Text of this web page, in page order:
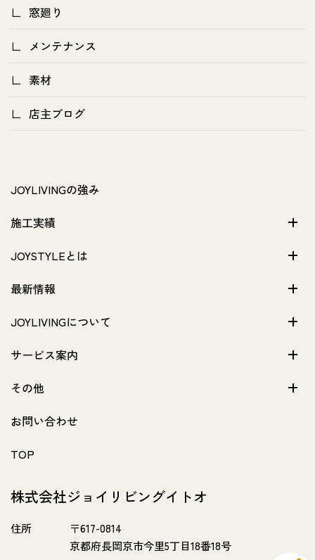
窓廻り
メンテナンス
素材
店主ブログ
JOYLIVINGの強み
施工実績
JOYSTYLEとは
最新情報
JOYLIVINGについて
サービス案内
その他
お問い合わせ
TOP
株式会社ジョイリビングイトオ
住所
〒617-0814
京都府長岡京市今里5丁目18番18号